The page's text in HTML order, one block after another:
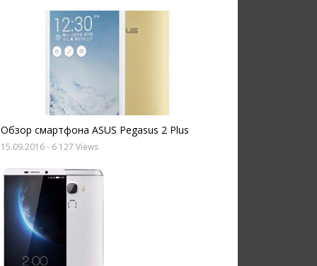
Обзор смартфона ASUS Pegasus 2 Plus
15.09.2016- 6 127 Views